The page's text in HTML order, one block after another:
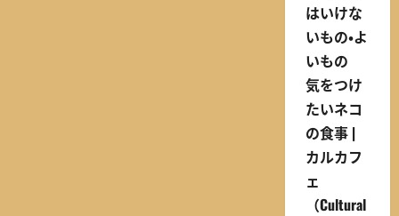
はいけな
いもの・よ
いもの
気をつけ
たいネコ
の食事 |
カルカフ
ェ
（Cultural